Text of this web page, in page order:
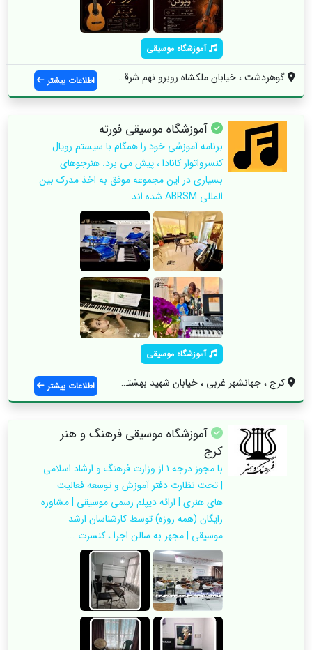
آموزشگاه موسیقی
گوهردشت ، خیابان ملکشاه روبرو نهم شرقی ،... اطلاعات بیشتر
آموزشگاه موسیقی فورته
برنامه آموزشی خود را همگام با سیستم رویال
کنسرواتوار کانادا ، پیش می برد. هنرجوهای
بسیاری در این مجموعه موفق به اخذ مدرک بین
المللی ABRSM شده اند.
آموزشگاه موسیقی
کرج ، جهانشهر غربی ، خیابان شهید بهشتی ،... اطلاعات بیشتر
آموزشگاه موسیقی فرهنگ و هنر
کرج
با مجوز درجه ۱ از وزارت فرهنگ و ارشاد اسلامی
| تحت نظارت دفتر آموزش و توسعه فعالیت
های هنری | ارائه دیپلم رسمی موسیقی | مشاوره
رایگان (همه روزه) توسط کارشناسان ارشد
موسیقی | مجهز به سالن اجرا ، کنسرت ...